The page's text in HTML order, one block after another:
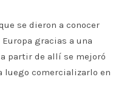
se dieron a conocer
gracias a una
partir de allí se mejoró
luego comercializarlo en